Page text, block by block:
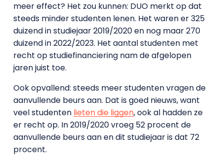
meer effect? Het zou kunnen: DUO merkt op dat
steeds minder studenten lenen. Het waren er 325
duizend in studiejaar 2019/2020 en nog maar 270
duizend in 2022/2023. Het aantal studenten met
recht op studiefinanciering nam de afgelopen
jaren juist toe.
Ook opvallend: steeds meer studenten vragen de
aanvullende beurs aan. Dat is goed nieuws, want
veel studenten lieten die liggen, ook al hadden ze
er recht op. In 2019/2020 vroeg 52 procent de
aanvullende beurs aan en dit studiejaar is dat 72
procent.